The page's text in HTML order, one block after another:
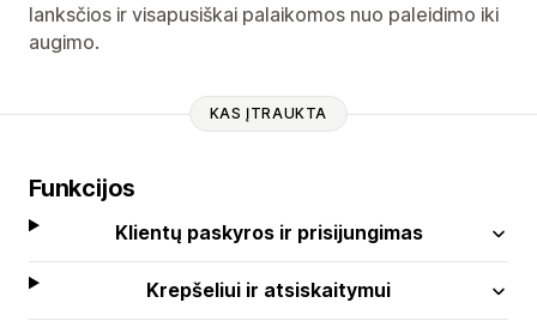
lanksčios ir visapusiškai palaikomos nuo paleidimo iki
augimo.
KAS ĮTRAUKTA
Funkcijos
Klientų paskyros ir prisijungimas
Krepšeliui ir atsiskaitymui